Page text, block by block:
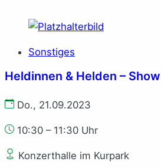
Sonstiges
Heldinnen & Helden –
Do., 21.09.2023
10:30 – 11:30 Uhr
Konzerthalle im Kurpark